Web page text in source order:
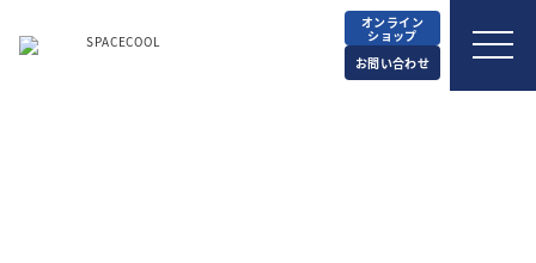
オンライン
ショップ
お問い合わせ